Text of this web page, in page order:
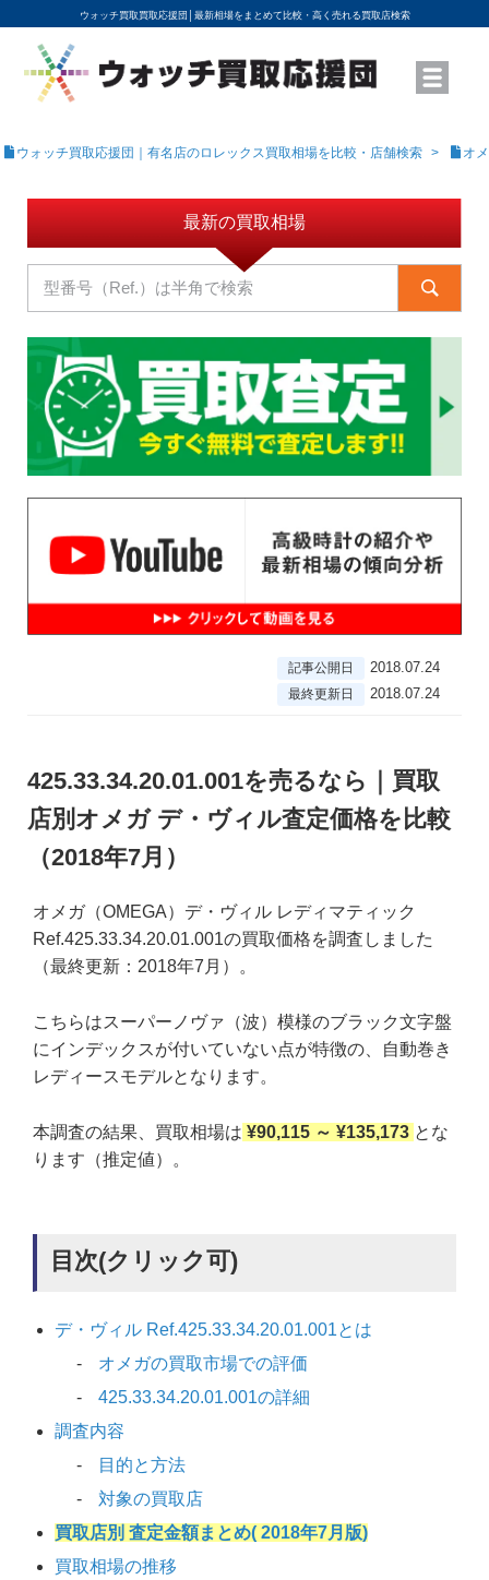
ウォッチ買取買取応援団│ 最新相場をまとめて比較・高く売れる買取店検索
YouTubeで動画を公開中
ROLEXモデル名から買取相場を調べる
高級時計ブランド名から買取相場を調べる
地域から買取店を探す
店舗名から買取店を探す
ブランド時計を高く売る方法
買取査定を依頼する
ウォッチ買取応援団｜有名店のロレックス買取相場を比較・店舗検索 オ
最新の買取相場
記事公開日 2018.07.24
最終更新日 2018.07.24
425.33.34.20.01.001を売るなら｜買取
店別オメガ デ・ヴィル査定価格を比較
（2018年7月）
オメガ（OMEGA）デ・ヴィル レディマティック
Ref.425.33.34.20.01.001の買取価格を調査しました
（最終更新：2018年7月）。
こちらはスーパーノヴァ（波）模様のブラック文字盤
にインデックスが付いていない点が特徴の、自動巻き
レディースモデルとなります。
本調査の結果、買取相場は ¥90,115 ～ ¥135,173 とな
ります（推定値）。
目次(クリック可)
デ・ヴィル Ref.425.33.34.20.01.001とは
オメガの買取市場での評価
425.33.34.20.01.001の詳細
調査内容
目的と方法
対象の買取店
買取店別 査定金額まとめ( 2018年7月版)
買取相場の推移